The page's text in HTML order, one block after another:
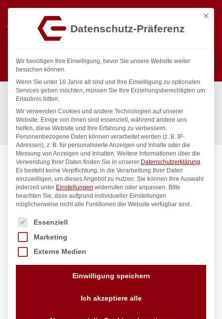
Suchen
Start / Gastronomiebedarf & Gastro Geräte für Profis
Küchenartikel
Gastronormbehälter
/
Gastronorm-Behälter 1/2, HENDI, GN 1/2, 6,5L, Weiß,
325x265x(H)100mm
Mit
Datenschutz-Präferenz
Wir benötigen Ihre Einwilligung, bevor Sie unsere Website weiter
besuchen können.
Wenn Sie unter 16 Jahre alt sind und Ihre Einwilligung zu optionalen
Services geben möchten, müssen Sie Ihre Erziehungsberechtigten um
Erlaubnis bitten.
Wir verwenden Cookies und andere Technologien auf unserer
Website. Einige von ihnen sind essenziell, während andere uns
helfen, diese Website und Ihre Erfahrung zu verbessern.
Personenbezogene Daten können verarbeitet werden (z. B. IP-
Adressen), z. B. für personalisierte Anzeigen und Inhalte oder die
Messung von Anzeigen und Inhalten. Weitere Informationen über die
Verwendung Ihrer Daten finden Sie in unserer Datenschutzerklärung.
Es besteht keine Verpflichtung, in die Verarbeitung Ihrer Daten
einzuwilligen, um dieses Angebot zu nutzen. Sie können Ihre Auswahl
jederzeit unter Einstellungen widerrufen oder anpassen. Bitte
beachten Sie, dass aufgrund individueller Einstellungen
möglicherweise nicht alle Funktionen der Website verfügbar sind.
Es folgt eine Liste der Service-Gruppen, für die eine
Essenziell
Marketing
Externe Medien
Einwilligung speichern
Ich akzeptiere alle